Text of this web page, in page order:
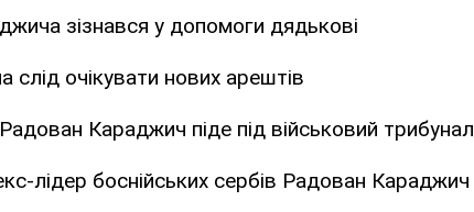
зізнався у допомоги дядькові
слід очікувати нових арештів
Караджич піде під військовий трибунал
лідер боснійських сербів Радован Караджич